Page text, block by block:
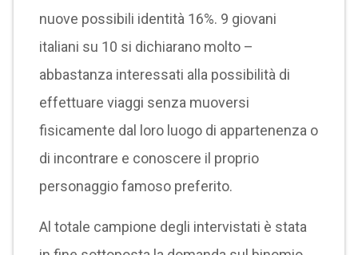
nuove possibili identità 16%. 9 giovani
italiani su 10 si dichiarano molto –
abbastanza interessati alla possibilità di
effettuare viaggi senza muoversi
fisicamente dal loro luogo di appartenenza o
di incontrare e conoscere il proprio
personaggio famoso preferito.
Al totale campione degli intervistati è stata